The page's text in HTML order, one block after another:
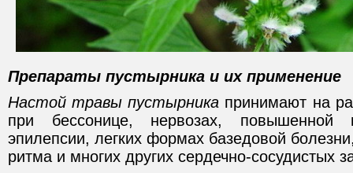
Препараты пустырника и их применение
Настой травы пустырника принимают на
при бессонице, нервозах, повышенной
эпилепсии, легких формах базедовой
ритма и многих других сердечно-сосудистых